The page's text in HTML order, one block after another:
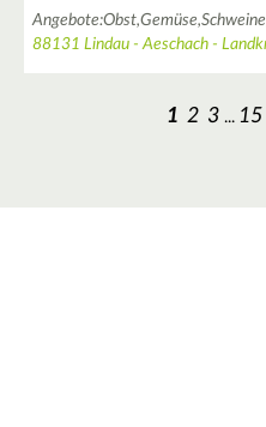
Angebote:Obst,Gemüse,
88131 Lindau - Aeschach -
1 2 3 ... 15